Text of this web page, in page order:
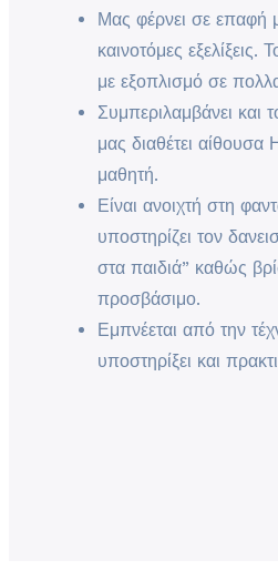
Μας φέρνει σε επαφή
καινοτόμες
με εξοπλισμό σε
Συμπεριλαμβάνει και
μας διαθέτει
μαθητή.
Είναι ανοιχτή στη
υποστηρίζει τον
στα παιδιά” καθώς
προσβάσιμο.
Εμπνέεται από την
υποστηρίξει και